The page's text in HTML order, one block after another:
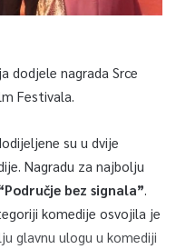
dodjele nagrada Srce
Festivala.
su u dvije
Nagradu za najbolju
bez signala”
komedije osvojila je
glavnu ulogu u komediji